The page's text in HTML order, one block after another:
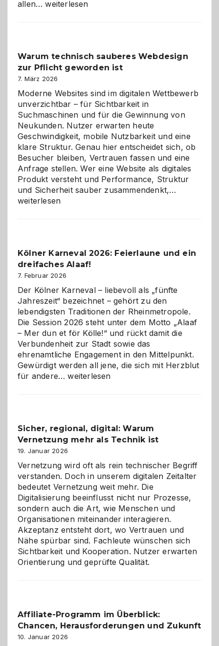
allen…Sudoku
den
Logikrätseln
weiterlesen
Warum technisch sauberes Webdesign
zur Pflicht geworden ist
7. März 2026
Moderne Websites sind im digitalen Wettbewerb
unverzichtbar – für Sichtbarkeit in
Suchmaschinen und für die Gewinnung von
Neukunden. Nutzer erwarten heute
Geschwindigkeit, mobile Nutzbarkeit und eine
klare Struktur. Genau hier entscheidet sich, ob
Besucher bleiben, Vertrauen fassen und eine
Anfrage stellen. Wer eine Website als digitales
Produkt versteht und Performance, Struktur
und Sicherheit sauber zusammendenkt,…
geworden
weiterlesen
Kölner Karneval 2026: Feierlaune und ein
dreifaches Alaaf!
7. Februar 2026
Der Kölner Karneval – liebevoll als „fünfte
Jahreszeit“ bezeichnet – gehört zu den
lebendigsten Traditionen der Rheinmetropole.
Die Session 2026 steht unter dem Motto „Alaaf
– Mer dun et för Kölle!“ und rückt damit die
Verbundenheit zur Stadt sowie das
ehrenamtliche Engagement in den Mittelpunkt.
Gewürdigt werden all jene, die sich mit Herzblut
für andere…Kölner
ein
dreifaches
Alaaf!
weiterlesen
Sicher, regional, digital: Warum
Vernetzung mehr als Technik ist
19. Januar 2026
Vernetzung wird oft als rein technischer Begriff
verstanden. Doch in unserem digitalen Zeitalter
bedeutet Vernetzung weit mehr. Die
Digitalisierung beeinflusst nicht nur Prozesse,
sondern auch die Art, wie Menschen und
Organisationen miteinander interagieren.
Akzeptanz entsteht dort, wo Vertrauen und
Nähe spürbar sind. Fachleute wünschen sich
Sichtbarkeit und Kooperation. Nutzer erwarten
Orientierung und geprüfte Qualität.
Affiliate-Programm im Überblick:
Chancen, Herausforderungen und Zukunft
10. Januar 2026